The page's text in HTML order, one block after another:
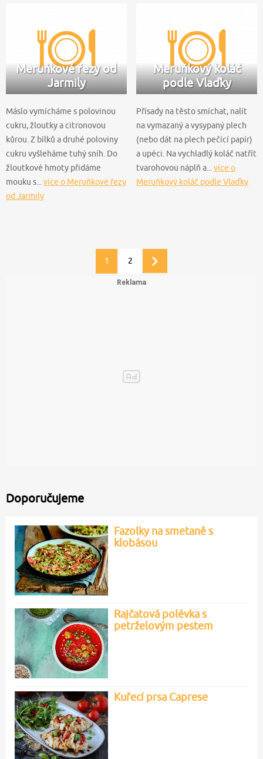
Meruňkové řezy od
Jarmily
Máslo vymícháme s polovinou
cukru, žloutky a citronovou
kůrou. Z bílků a druhé poloviny
cukru vyšleháme tuhý sníh. Do
žloutkové hmoty přidáme
mouku s... více o Meruňkové řezy
od Jarmily
Meruňkový koláč
podle Vlaďky
Přísady na těsto smíchat, nalít
na vymazaný a vysypaný plech
(nebo dát na plech pečící papír)
a upéci. Na vychladlý koláč natřít
tvarohovou náplň a... více o
Meruňkový koláč podle Vlaďky
1 2
Další
Doporučujeme
Fazolky na smetaně s
klobásou
Rajčatová polévka s
petrželovým pestem
Kuřecí prsa Caprese